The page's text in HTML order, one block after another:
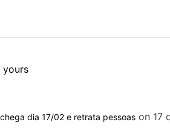
yours
dia 17/02 e retrata pessoas on 17